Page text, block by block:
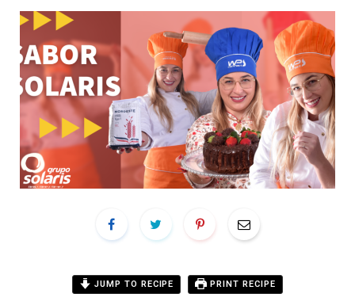
JUMP TO RECIPE PRINT RECIPE